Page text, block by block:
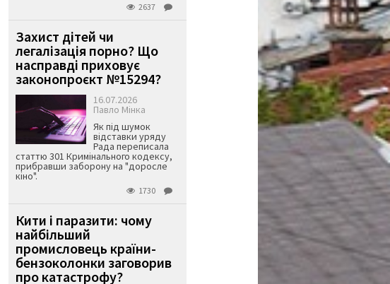
2637
Захист дітей чи
легалізація порно? Що
насправді приховує
законопроєкт №15294?
16.07.2026
Павло Мінка
Як під шумок
відставки уряду
Рада переписала
статтю 301 Кримінального кодексу,
прибравши заборону на "доросле
кіно".
1730
Кити і паразити: чому
найбільший
промисловець країни-
бензоколонки заговорив
про катастрофу?